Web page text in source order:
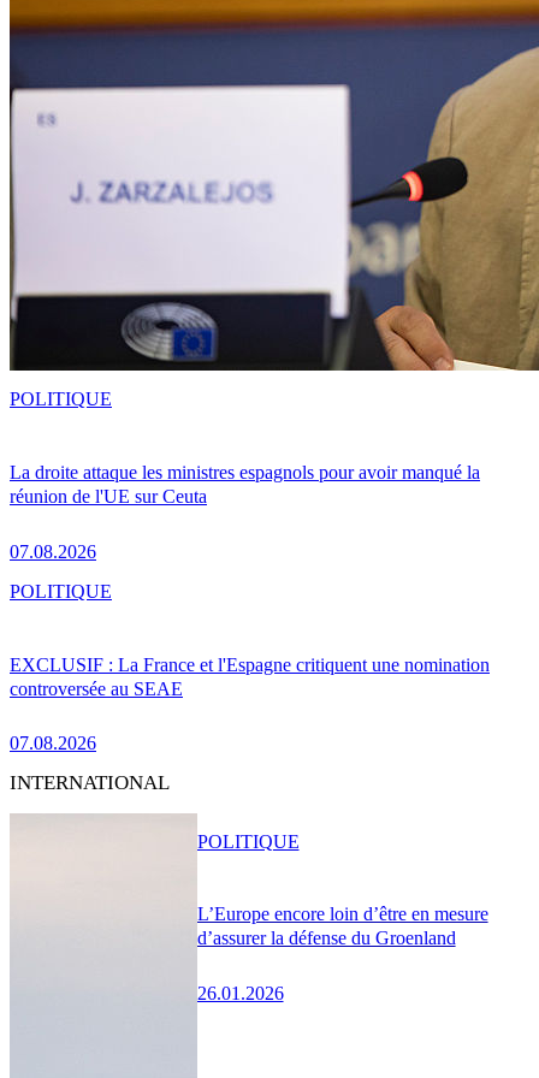
La droite attaque les ministres espagnols pour avoir manqué la
réunion de l'UE sur Ceuta
07.08.2026
POLITIQUE
EXCLUSIF : La France et l'Espagne critiquent une nomination
controversée au SEAE
07.08.2026
POLITIQUE
INTERNATIONAL
L’Europe encore loin d’être en mesure
d’assurer la défense du Groenland
26.01.2026
POLITIQUE